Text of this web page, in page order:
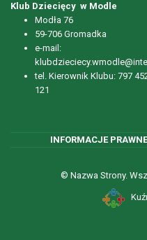
Klub Dziecięcy w Modle
Modła 76
59-706 Gromadka
e-mail:
tel. Kierownik Klubu: 797
121
© Nazwa Strony.